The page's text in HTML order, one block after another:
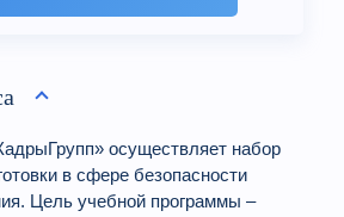
осуществляет набор
в сфере безопасности
Цель учебной программы –